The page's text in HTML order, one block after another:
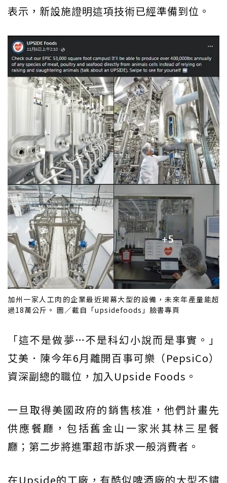
表示，新設施證明這項技術已經準備到位。
加州一家人工肉的企業最近揭幕大型的設備，未來年產量能超
過18萬公斤。 圖／截自「upsidefoods」臉書專頁
「這不是做夢…不是科幻小說而是事實。」
艾美．陳今年6月離開百事可樂（PepsiCo）
資深副總的職位，加入Upside Foods。
一旦取得美國政府的銷售核准，他們計畫先
供應餐廳，包括舊金山一家米其林三星餐
廳；第二步將進軍超市訴求一般消費者。
在Upside的工廠，有酷似啤酒廠的大型不鏽